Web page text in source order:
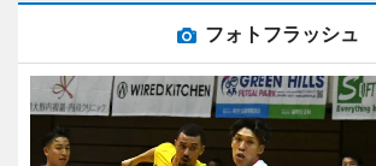
フォトフラッシュ